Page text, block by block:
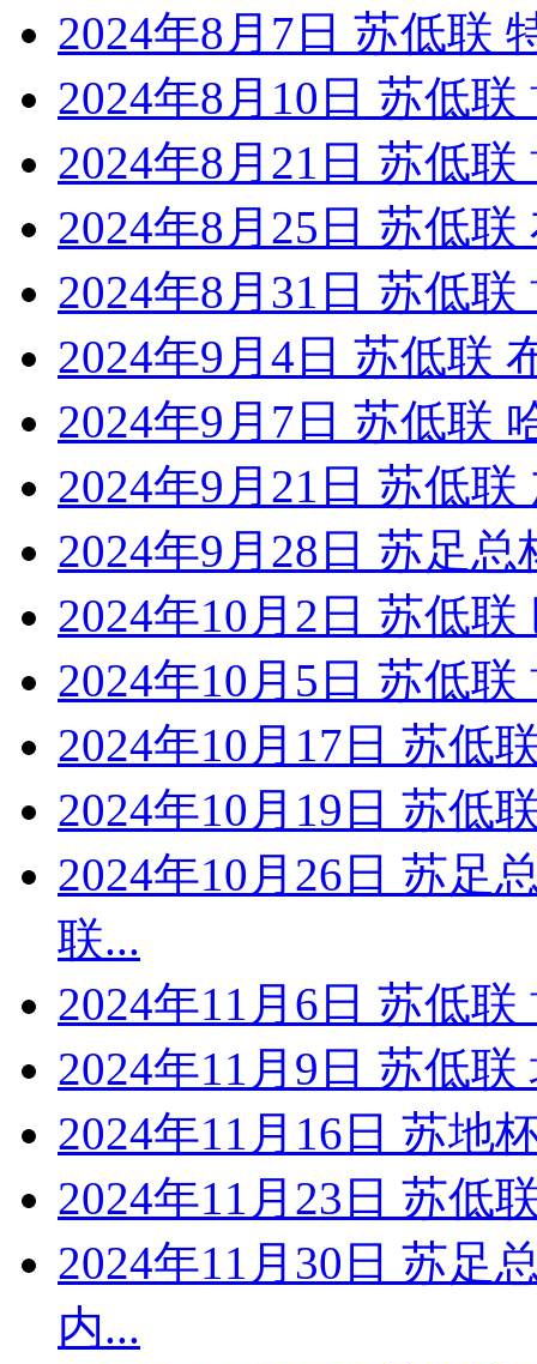
2024年8月7日 苏低联
2024年8月10日 苏低
2024年8月21日 苏低
2024年8月25日 苏低
2024年8月31日 苏低
2024年9月4日 苏低联
2024年9月7日 苏低联
2024年9月21日 苏低
2024年9月28日 苏足
2024年10月2日 苏低
2024年10月5日 苏低
2024年10月17日 苏低
2024年10月19日 苏低
2024年10月26日 苏足
联...
2024年11月6日 苏低
2024年11月9日 苏低
2024年11月16日 苏地
2024年11月23日 苏低
2024年11月30日 苏足
内...